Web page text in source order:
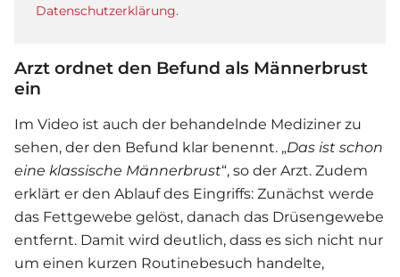
Datenschutzerklärung.
Arzt ordnet den Befund als Männerbrust
ein
Im Video ist auch der behandelnde Mediziner zu
sehen, der den Befund klar benennt. „Das ist schon
eine klassische Männerbrust“, so der Arzt. Zudem
erklärt er den Ablauf des Eingriffs: Zunächst werde
das Fettgewebe gelöst, danach das Drüsengewebe
entfernt. Damit wird deutlich, dass es sich nicht nur
um einen kurzen Routinebesuch handelte,